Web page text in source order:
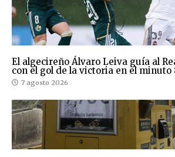
El algecireño Álvaro Leiva guía al
con el gol de la victoria en el minuto
7 agosto 2026